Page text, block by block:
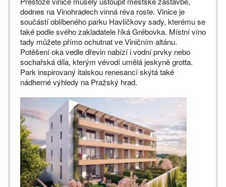
dodnes na Vinohradech vinná réva roste. Vinice je
součástí oblíbeného parku Havlíčkovy sady, kterému se
také podle svého zakladatele říká Grébovka. Místní víno
tady můžete přímo ochutnat ve Viničním altánu.
Potěšení oka vedle dřevin nabízí i vodní prvky nebo
sochařská díla, kterým vévodí umělá jeskyně grotta.
Park inspirovaný italskou renesancí skýtá také
nádherné výhledy na Pražský hrad.